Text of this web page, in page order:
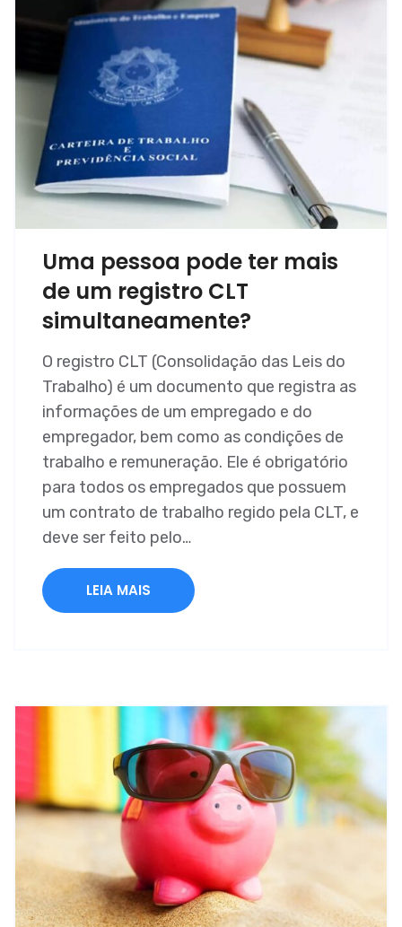
Uma pessoa pode ter mais
de um registro CLT
simultaneamente?
O registro CLT (Consolidação das Leis do
Trabalho) é um documento que registra as
informações de um empregado e do
empregador, bem como as condições de
trabalho e remuneração. Ele é obrigatório
para todos os empregados que possuem
um contrato de trabalho regido pela CLT, e
deve ser feito pelo…
LEIA MAIS